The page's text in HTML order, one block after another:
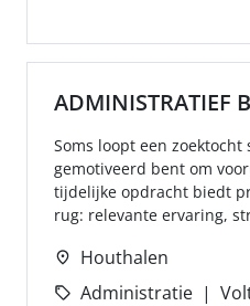
ADMINISTRATIEF
Soms loopt een
gemotiveerd bent om
tijdelijke opdracht biedt
rug: relevante ervaring,
Houthalen
Administratie